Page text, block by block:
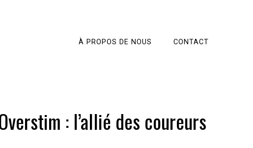
À PROPOS DE NOUS CONTACT
: l’allié des coureurs